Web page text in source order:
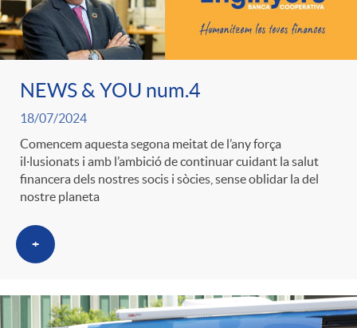
NEWS & YOU num.4
18/07/2024
Comencem aquesta segona meitat de l’any força
il·lusionats i amb l’ambició de continuar cuidant la salut
financera dels nostres socis i sòcies, sense oblidar la del
nostre planeta
+